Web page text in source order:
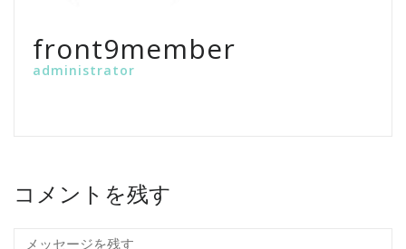
front9member
administrator
コメントを残す